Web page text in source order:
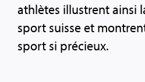
athlètes illustrent ainsi
sport suisse et
sport si précieux.